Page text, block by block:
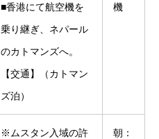
■香港にて航空機を
乗り継ぎ、ネパール
のカトマンズへ。
【交通】（カトマン
ズ泊）
機
※ムスタン入域の許
朝：